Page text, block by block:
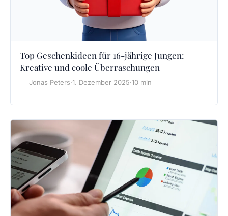
Top Geschenkideen für 16-jährige Jungen:
Kreative und coole Überraschungen
Jonas Peters·1. Dezember 2025·10 min